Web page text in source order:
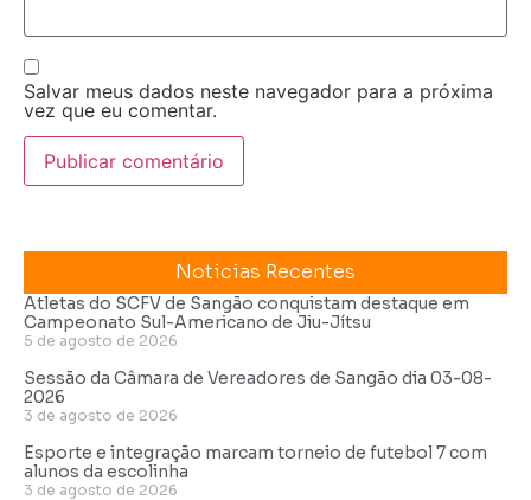
Salvar meus dados neste navegador para a próxima
vez que eu comentar.
Noticias Recentes
Atletas do SCFV de Sangão conquistam destaque em
Campeonato Sul-Americano de Jiu-Jítsu
5 de agosto de 2026
Sessão da Câmara de Vereadores de Sangão dia 03-08-
2026
3 de agosto de 2026
Esporte e integração marcam torneio de futebol 7 com
alunos da escolinha
3 de agosto de 2026